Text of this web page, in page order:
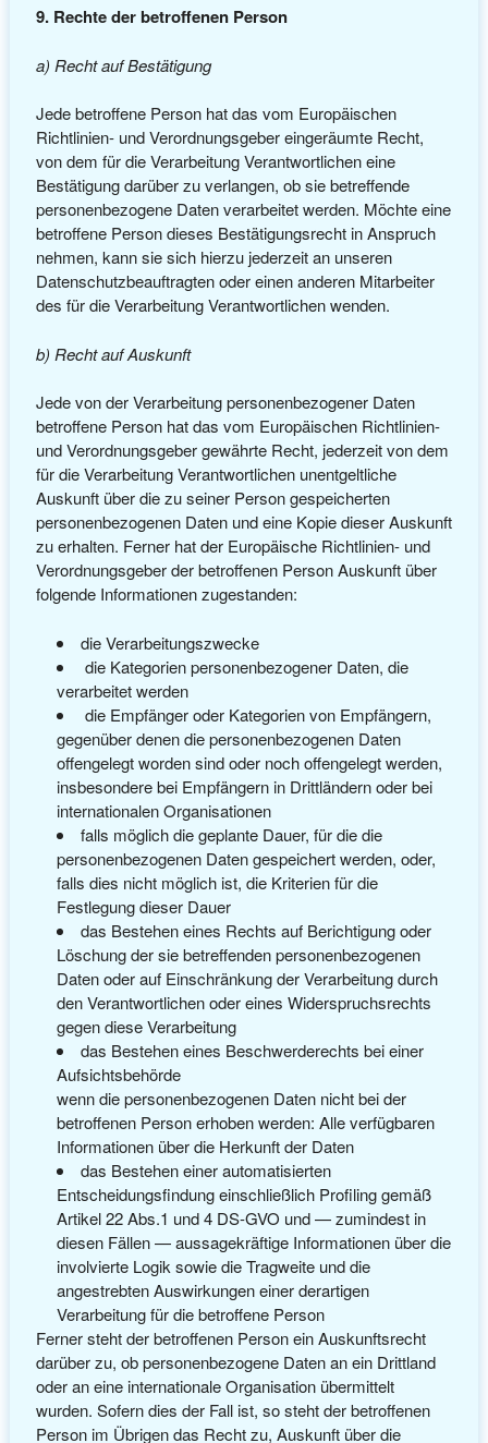
9. Rechte der betroffenen Person
a) Recht auf Bestätigung
Jede betroffene Person hat das vom Europäischen
Richtlinien- und Verordnungsgeber eingeräumte Recht,
von dem für die Verarbeitung Verantwortlichen eine
Bestätigung darüber zu verlangen, ob sie betreffende
personenbezogene Daten verarbeitet werden. Möchte eine
betroffene Person dieses Bestätigungsrecht in Anspruch
nehmen, kann sie sich hierzu jederzeit an unseren
Datenschutzbeauftragten oder einen anderen Mitarbeiter
des für die Verarbeitung Verantwortlichen wenden.
b) Recht auf Auskunft
Jede von der Verarbeitung personenbezogener Daten
betroffene Person hat das vom Europäischen Richtlinien-
und Verordnungsgeber gewährte Recht, jederzeit von dem
für die Verarbeitung Verantwortlichen unentgeltliche
Auskunft über die zu seiner Person gespeicherten
personenbezogenen Daten und eine Kopie dieser Auskunft
zu erhalten. Ferner hat der Europäische Richtlinien- und
Verordnungsgeber der betroffenen Person Auskunft über
folgende Informationen zugestanden:
die Verarbeitungszwecke
die Kategorien personenbezogener Daten, die
verarbeitet werden
die Empfänger oder Kategorien von Empfängern,
gegenüber denen die personenbezogenen Daten
offengelegt worden sind oder noch offengelegt werden,
insbesondere bei Empfängern in Drittländern oder bei
internationalen Organisationen
falls möglich die geplante Dauer, für die die
personenbezogenen Daten gespeichert werden, oder,
falls dies nicht möglich ist, die Kriterien für die
Festlegung dieser Dauer
das Bestehen eines Rechts auf Berichtigung oder
Löschung der sie betreffenden personenbezogenen
Daten oder auf Einschränkung der Verarbeitung durch
den Verantwortlichen oder eines Widerspruchsrechts
gegen diese Verarbeitung
das Bestehen eines Beschwerderechts bei einer
Aufsichtsbehörde
wenn die personenbezogenen Daten nicht bei der
betroffenen Person erhoben werden: Alle verfügbaren
Informationen über die Herkunft der Daten
das Bestehen einer automatisierten
Entscheidungsfindung einschließlich Profiling gemäß
Artikel 22 Abs.1 und 4 DS-GVO und — zumindest in
diesen Fällen — aussagekräftige Informationen über die
involvierte Logik sowie die Tragweite und die
angestrebten Auswirkungen einer derartigen
Verarbeitung für die betroffene Person
Ferner steht der betroffenen Person ein Auskunftsrecht
darüber zu, ob personenbezogene Daten an ein Drittland
oder an eine internationale Organisation übermittelt
wurden. Sofern dies der Fall ist, so steht der betroffenen
Person im Übrigen das Recht zu, Auskunft über die